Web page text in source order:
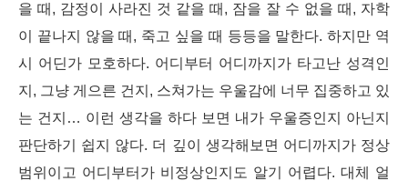
을 때, 감정이 사라진 것 같을 때, 잠을 잘 수 없을 때, 자학
이 끝나지 않을 때, 죽고 싶을 때 등등을 말한다. 하지만 역
시 어딘가 모호하다. 어디부터 어디까지가 타고난 성격인
지, 그냥 게으른 건지, 스쳐가는 우울감에 너무 집중하고 있
는 건지… 이런 생각을 하다 보면 내가 우울증인지 아닌지
판단하기 쉽지 않다. 더 깊이 생각해보면 어디까지가 정상
범위이고 어디부터가 비정상인지도 알기 어렵다. 대체 얼